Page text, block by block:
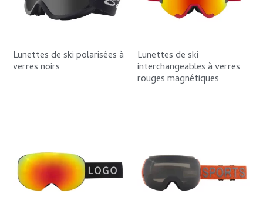
Lunettes de ski polarisées à
verres noirs
Lunettes de ski
interchangeables à verres
rouges magnétiques